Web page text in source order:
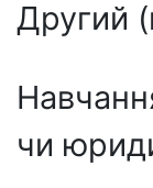
Другий
чи